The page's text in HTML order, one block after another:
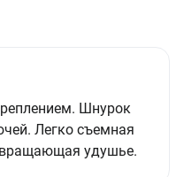
Шнурок
Легко съемная
удушье.